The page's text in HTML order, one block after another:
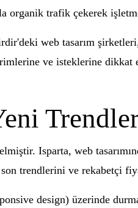
trafik çekerek
web tasarım
ve isteklerine dikkat
Isparta, web
trendlerini ve rekabetçi
design) üzerinde